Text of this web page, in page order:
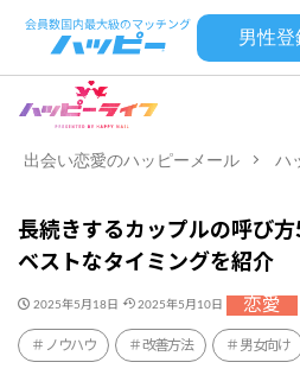
男性登
出会い恋愛のハッピーメール ハ
長続きするカップルの呼び
ベストなタイミングを紹介
2025年5月18日 2025年5月10日 恋愛
ノウハウ 改善方法 男女向け